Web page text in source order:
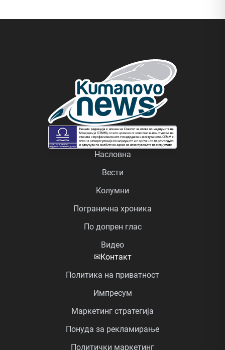
Насловна
Вести
Колумни
Погранична хроника
По допрен глас
Видео
✉Контакт
Политика на приватност
Импресум
Маркетинг стратегија
Понуда за рекламирање
Политички маркетинг